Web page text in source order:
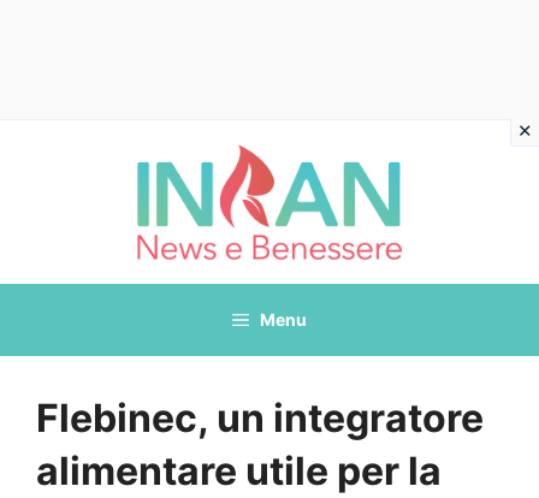
Menu
Flebinec, un integratore
alimentare utile per la